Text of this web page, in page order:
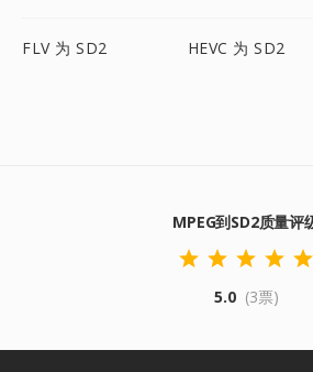
FLV 为 SD2 HEVC 为 SD2
MPEG到SD2质量评
5.0 (3票)